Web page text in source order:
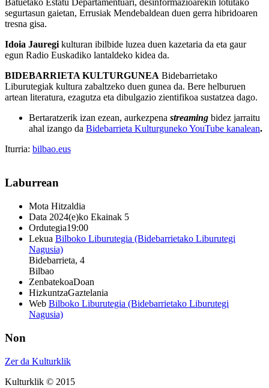
segurtasun gaietan, Errusiak Mendebaldean duen gerra hibridoaren
tresna gisa.
Idoia Jauregi kulturan ibilbide luzea duen kazetaria da eta gaur
egun Radio Euskadiko lantaldeko kidea da.
BIDEBARRIETA KULTURGUNEA Bidebarrietako
Liburutegiak kultura zabaltzeko duen gunea da. Bere helburuen
artean literatura, ezagutza eta dibulgazio zientifikoa sustatzea dago.
Bertaratzerik izan ezean, aurkezpena streaming bidez jarraitu
ahal izango da Bidebarrieta Kulturguneko YouTube kanalean.
Iturria: bilbao.eus
Laburrean
Mota Hitzaldia
Data 2024(e)ko Ekainak 5
Ordutegia19:00
Lekua Bilboko Liburutegia (Bidebarrietako Liburutegi
Nagusia)
Bidebarrieta, 4
Bilbao
ZenbatekoaDoan
HizkuntzaGaztelania
Web Bilboko Liburutegia (Bidebarrietako Liburutegi
Nagusia)
Non
Zer da Kulturklik
Kulturklik © 2015